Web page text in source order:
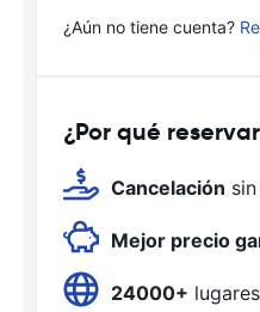
¿Aún no tiene cuenta?
¿Por qué
Cancelación
Mejor precio
24000+